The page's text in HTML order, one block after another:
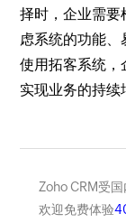
择时，企业需要
虑系统的功能
使用拓客系统，
实现业务的持续
Zoho CRM受
欢迎免费体验